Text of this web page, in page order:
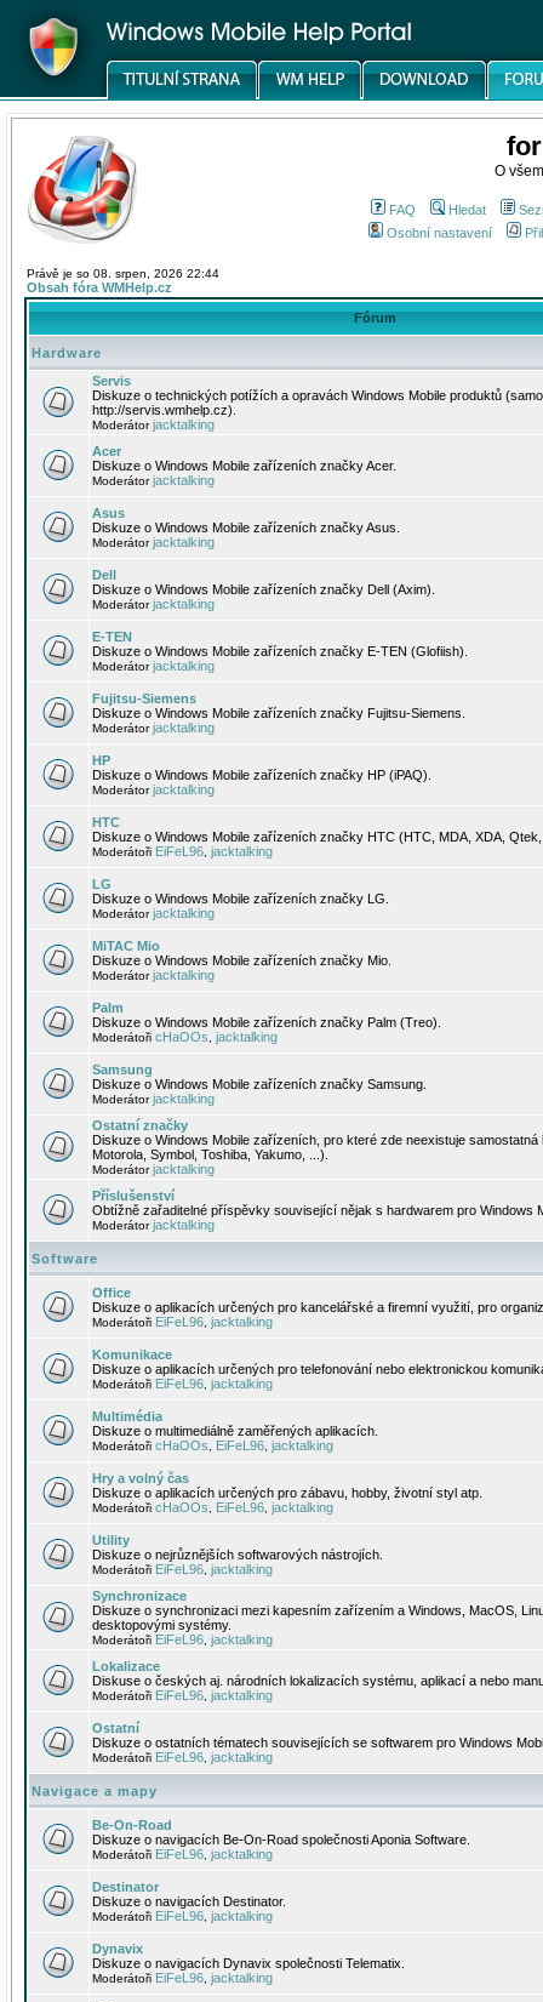
O
FAQ Hledat
Osobní nastavení
Právě je so 08. srpen, 2026 22:44
Obsah fóra WMHelp.cz
Fórum
Hardware
Servis
Diskuze o technických potížích a opravách Windows Mobile produktů
http://servis.wmhelp.cz).
Moderátorjacktalking
Acer
Diskuze o Windows Mobile zařízeních značky Acer.
Moderátorjacktalking
Asus
Diskuze o Windows Mobile zařízeních značky Asus.
Moderátorjacktalking
Dell
Diskuze o Windows Mobile zařízeních značky Dell (Axim).
Moderátorjacktalking
E-TEN
Diskuze o Windows Mobile zařízeních značky E-TEN (Glofiish).
Moderátorjacktalking
Fujitsu-Siemens
Diskuze o Windows Mobile zařízeních značky Fujitsu-Siemens.
Moderátorjacktalking
HP
Diskuze o Windows Mobile zařízeních značky HP (iPAQ).
Moderátorjacktalking
HTC
Diskuze o Windows Mobile zařízeních značky HTC (HTC, MDA, XDA,
Moderátoři EiFeL96 jacktalking
LG
Diskuze o Windows Mobile zařízeních značky LG.
Moderátorjacktalking
MiTAC Mio
Diskuze o Windows Mobile zařízeních značky Mio.
Moderátorjacktalking
Palm
Diskuze o Windows Mobile zařízeních značky Palm (Treo).
Moderátoři cHaOOs jacktalking
Samsung
Diskuze o Windows Mobile zařízeních značky Samsung.
Moderátorjacktalking
Ostatní značky
Diskuze o Windows Mobile zařízeních, pro které zde neexistuje
Motorola, Symbol, Toshiba, Yakumo, ...).
Moderátorjacktalking
Příslušenství
Obtížně zařaditelné příspěvky související nějak s hardwarem pro Windows
Moderátorjacktalking
Software
Office
Diskuze o aplikacích určených pro kancelářské a firemní využití, pro
Moderátoři EiFeL96 jacktalking
Komunikace
Diskuze o aplikacích určených pro telefonování nebo elektronickou
Moderátoři EiFeL96 jacktalking
Multimédia
Diskuze o multimediálně zaměřených aplikacích.
Moderátoři cHaOOs EiFeL96 jacktalking
Hry a volný čas
Diskuze o aplikacích určených pro zábavu, hobby, životní styl atp.
Moderátoři cHaOOs EiFeL96 jacktalking
Utility
Diskuze o nejrůznějších softwarových nástrojích.
Moderátoři EiFeL96 jacktalking
Synchronizace
Diskuze o synchronizaci mezi kapesním zařízením a Windows, MacOS,
desktopovými systémy.
Moderátoři EiFeL96 jacktalking
Lokalizace
Diskuse o českých aj. národních lokalizacích systému, aplikací a nebo
Moderátoři EiFeL96 jacktalking
Ostatní
Diskuze o ostatních tématech souvisejících se softwarem pro Windows
Moderátoři EiFeL96 jacktalking
Navigace a mapy
Be-On-Road
Diskuze o navigacích Be-On-Road společnosti Aponia Software.
Moderátoři EiFeL96 jacktalking
Destinator
Diskuze o navigacích Destinator.
Moderátoři EiFeL96 jacktalking
Dynavix
Diskuze o navigacích Dynavix společnosti Telematix.
Moderátoři EiFeL96 jacktalking